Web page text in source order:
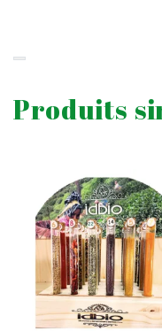
Produits